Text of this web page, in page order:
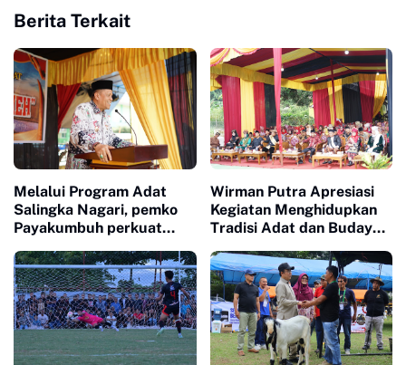
Berita Terkait
Melalui Program Adat
Salingka Nagari, pemko
Payakumbuh perkuat
Budaya Minangkabau
Wirman Putra Apresiasi
Kegiatan Menghidupkan
Tradisi Adat dan Budaya